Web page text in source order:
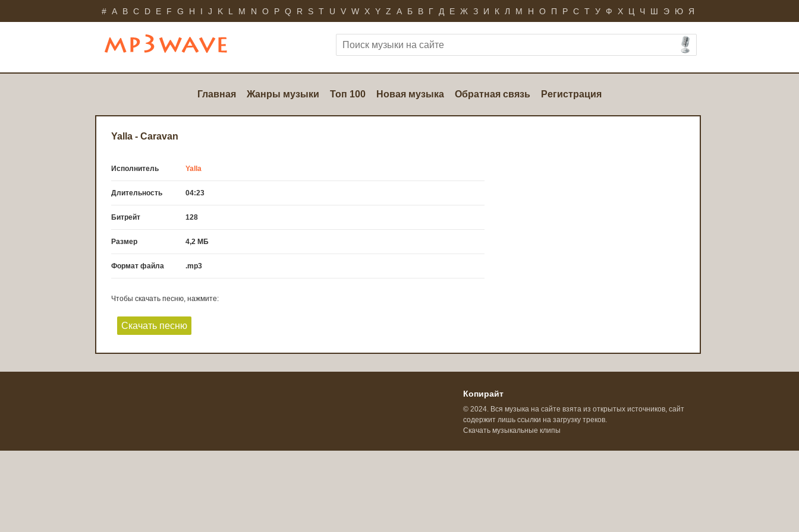
# A B C D E F G H I J K L M N O P Q R S T U V W X Y Z А Б В Г Д Е Ж З И К Л М Н О П Р С Т У Ф Х Ц Ч Ш Э Ю Я
Главная Жанры музыки Топ 100 Новая музыка Обратная связь Регистрация
Yalla - Caravan
Исполнитель Yalla
Длительность 04:23
Битрейт 128
Размер 4,2 МБ
Формат файла .mp3
Чтобы скачать песню, нажмите:
Скачать песню
Копирайт
© 2024. Вся музыка на сайте взята из открытых источников, сайт
содержит лишь ссылки на загрузку треков.
Скачать музыкальные клипы